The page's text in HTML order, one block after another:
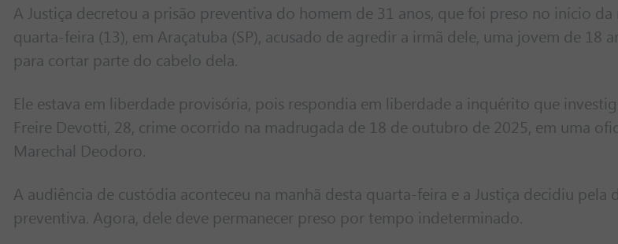
A Justiça decretou a prisão preventiva do homem de 31 anos, que foi preso no início
quarta-feira (13), em Araçatuba (SP), acusado de agredir a irmã dele, uma jovem de 18
para cortar parte do cabelo dela.
Ele estava em liberdade provisória, pois respondia em liberdade a inquérito que
Freire Devotti, 28, crime ocorrido na madrugada de 18 de outubro de 2025, em uma
Marechal Deodoro.
A audiência de custódia aconteceu na manhã desta quarta-feira e a Justiça decidiu pela
preventiva. Agora, dele deve permanecer preso por tempo indeterminado.